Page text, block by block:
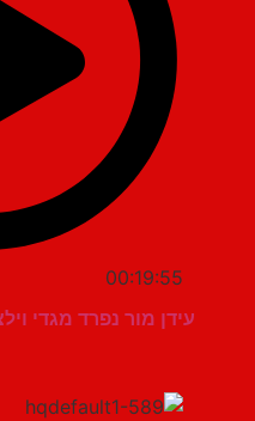
00:19:55
עידן מור נפרד מגדי וילצ׳רסקי